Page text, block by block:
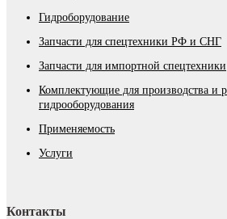
Гидроборудование
Запчасти для спецтехники РФ и СНГ
Запчасти для импортной спецтехники
Комплектующие для производства и
гидрооборудования
Применяемость
Услуги
Контакты